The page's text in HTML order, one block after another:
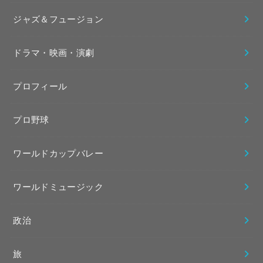
ジャズ＆フュージョン
ドラマ・映画・演劇
プロフィール
プロ野球
ワールドカップバレー
ワールドミュージック
政治
旅